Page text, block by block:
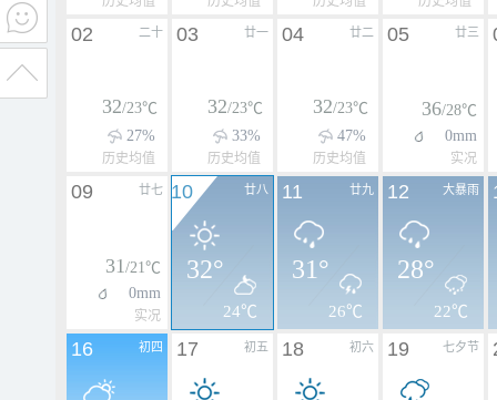
二十
02
32/23℃
27%
历史均值
廿一
03
32/23℃
33%
历史均值
廿二
04
32/23℃
47%
历史均值
廿三
05
36/28℃
0mm
实况
廿七
09
31/21℃
0mm
实况
廿八
10
32°
24℃
廿九
11
31°
26℃
大暴雨
12
28°
22℃
初四
16 初五
17 初六
18 七夕节
19